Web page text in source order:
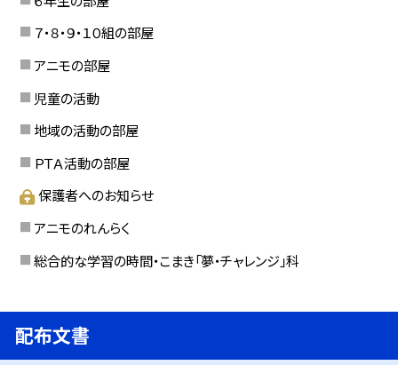
７・８・９・１０組の部屋
アニモの部屋
児童の活動
地域の活動の部屋
ＰＴＡ活動の部屋
保護者へのお知らせ
アニモのれんらく
総合的な学習の時間・こまき「夢・チャレンジ」科
配布文書